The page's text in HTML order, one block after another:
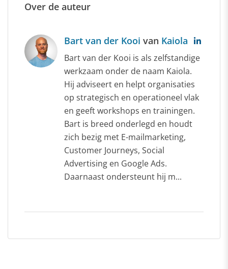
Over de auteur
Bart van der Kooi van Kaiola
Bart van der Kooi is als zelfstandige
werkzaam onder de naam Kaiola.
Hij adviseert en helpt organisaties
op strategisch en operationeel vlak
en geeft workshops en trainingen.
Bart is breed onderlegd en houdt
zich bezig met E-mailmarketing,
Customer Journeys, Social
Advertising en Google Ads.
Daarnaast ondersteunt hij m...